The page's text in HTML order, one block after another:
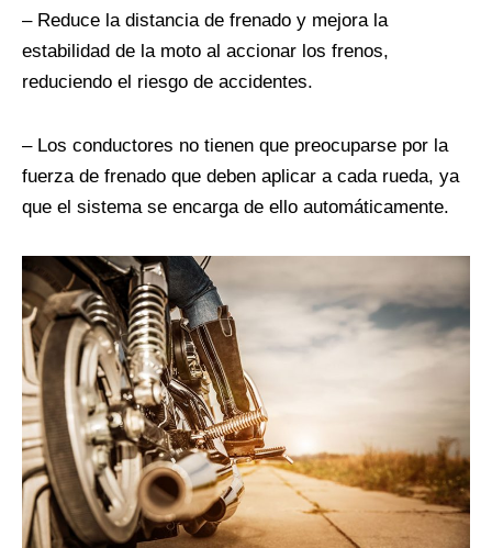
– Reduce la distancia de frenado y mejora la
estabilidad de la moto al accionar los frenos,
reduciendo el riesgo de accidentes.
– Los conductores no tienen que preocuparse por la
fuerza de frenado que deben aplicar a cada rueda, ya
que el sistema se encarga de ello automáticamente.